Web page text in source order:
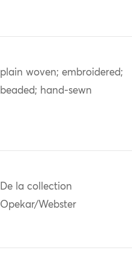
plain woven; embroidered;
beaded; hand-sewn
De la collection
Opekar/Webster